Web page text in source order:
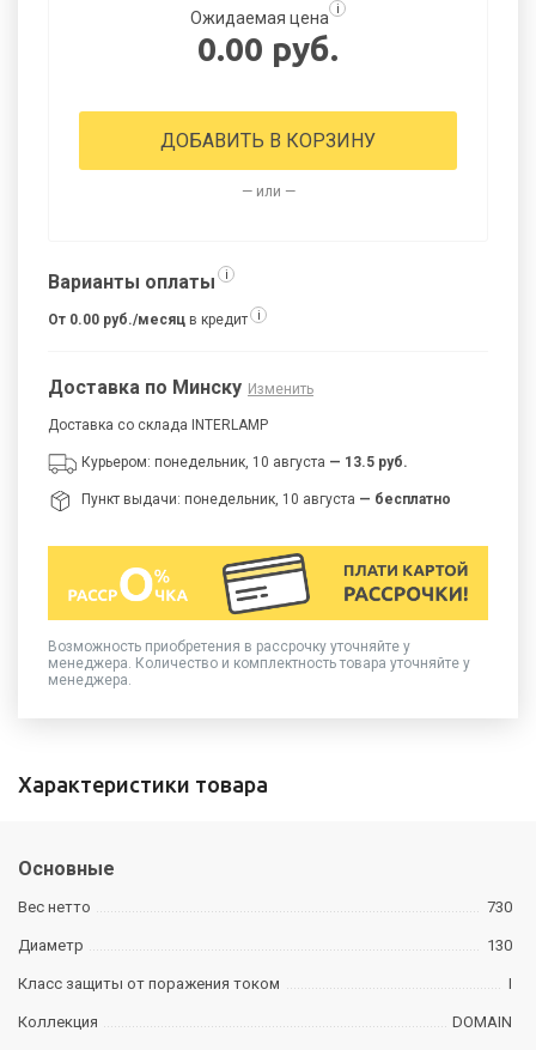
Ожидаемая цена i
0.00 руб.
ДОБАВИТЬ В КОРЗИНУ
— или —
Варианты оплаты i
От 0.00 руб./месяц в кредит i
Доставка по Минску Изменить
Доставка со склада INTERLAMP
Курьером: понедельник, 10 августа — 13.5 руб.
Пункт выдачи: понедельник, 10 августа — бесплатно
Возможность приобретения в рассрочку уточняйте у
менеджера. Количество и комплектность товара уточняйте у
менеджера.
Характеристики товара
Основные
Вес нетто 730
Диаметр 130
Класс защиты от поражения током I
Коллекция DOMAIN